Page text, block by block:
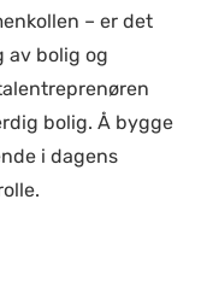
– er det
av bolig og
bolig. Å bygge
i dagens